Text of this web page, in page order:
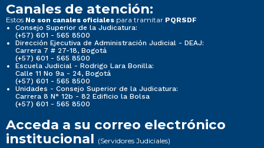
Canales de atención:
Estos No son canales oficiales para tramitar PQRSDF
Consejo Superior de la Judicatura:
(+57) 601 - 565 8500
Dirección Ejecutiva de Administración Judicial - DEAJ:
Carrera 7 # 27-18, Bogotá
(+57) 601 - 565 8500
Escuela Judicial - Rodrigo Lara Bonilla:
Calle 11 No 9a - 24, Bogotá
(+57) 601 - 565 8500
Unidades - Consejo Superior de la Judicatura:
Carrera 8 N° 12b - 82 Edificio la Bolsa
(+57) 601 - 565 8500
Acceda a su correo electrónico
institucional (Servidores Judiciales)